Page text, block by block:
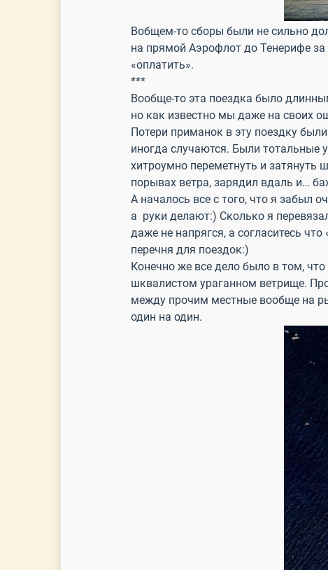
Вобщем-то сборы были не сильно
на прямой Аэрофлот до Тенерифе
«оплатить».
***
Вообще-то эта поездка было
но как известно мы даже на своих
Потери приманок в эту поездку
иногда случаются. Были тотальные
хитроумно переметнуть и затянуть
порывах ветра, зарядил вдаль и…
А началось все с того, что я забыл
а руки делают:) Сколько я
даже не напрягся, а согласитесь
перечня для поездок:)
Конечно же все дело было в том,
шквалистом ураганном ветрище.
между прочим местные вообще на
один на один.